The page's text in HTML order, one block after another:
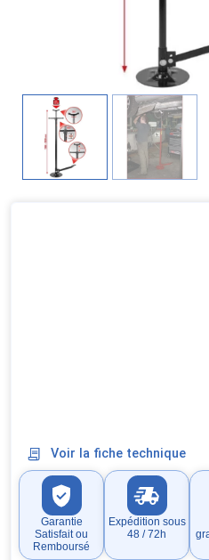
Voir la fiche technique
Garantie
Satisfait ou
Remboursé
Expédition sous
48 / 72h